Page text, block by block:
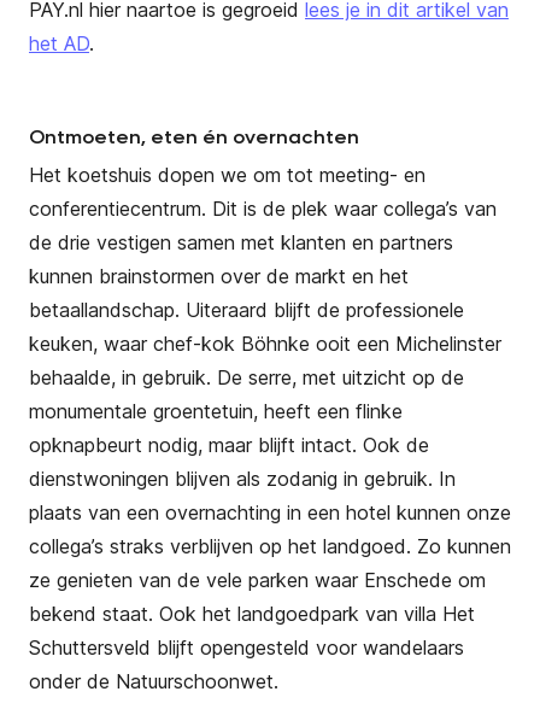
PAY.nl hier naartoe is gegroeid lees je in dit artikel van
het AD.
Ontmoeten, eten én overnachten
Het koetshuis dopen we om tot meeting- en
conferentiecentrum. Dit is de plek waar collega’s van
de drie vestigen samen met klanten en partners
kunnen brainstormen over de markt en het
betaallandschap. Uiteraard blijft de professionele
keuken, waar chef-kok Böhnke ooit een Michelinster
behaalde, in gebruik. De serre, met uitzicht op de
monumentale groentetuin, heeft een flinke
opknapbeurt nodig, maar blijft intact. Ook de
dienstwoningen blijven als zodanig in gebruik. In
plaats van een overnachting in een hotel kunnen onze
collega’s straks verblijven op het landgoed. Zo kunnen
ze genieten van de vele parken waar Enschede om
bekend staat. Ook het landgoedpark van villa Het
Schuttersveld blijft opengesteld voor wandelaars
onder de Natuurschoonwet.